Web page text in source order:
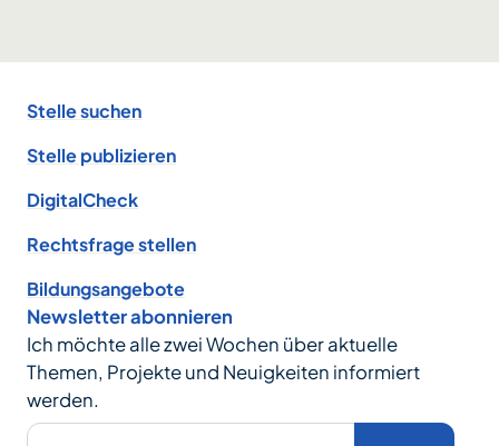
Stelle suchen
Stelle publizieren
DigitalCheck
Rechtsfrage stellen
Bildungsangebote
Newsletter abonnieren
Ich möchte alle zwei Wochen über aktuelle
Themen, Projekte und Neuigkeiten informiert
werden.